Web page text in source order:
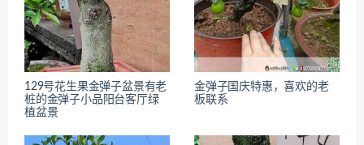
129号花生果金弹子盆景有老
桩的金弹子小品阳台客厅绿
植盆景
金弹子国庆特惠，喜欢的老
板联系